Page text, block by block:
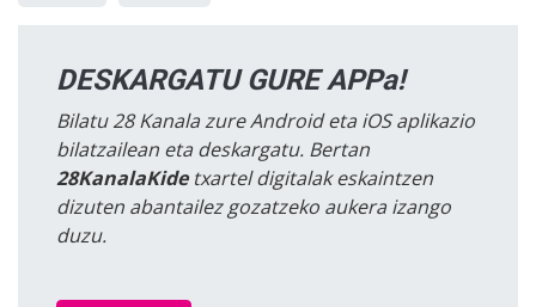
DESKARGATU GURE APPa!
Bilatu 28 Kanala zure Android eta iOS aplikazio
bilatzailean eta deskargatu. Bertan
28KanalaKidetxartel digitalak eskaintzen
dizuten abantailez gozatzeko aukera izango
duzu.